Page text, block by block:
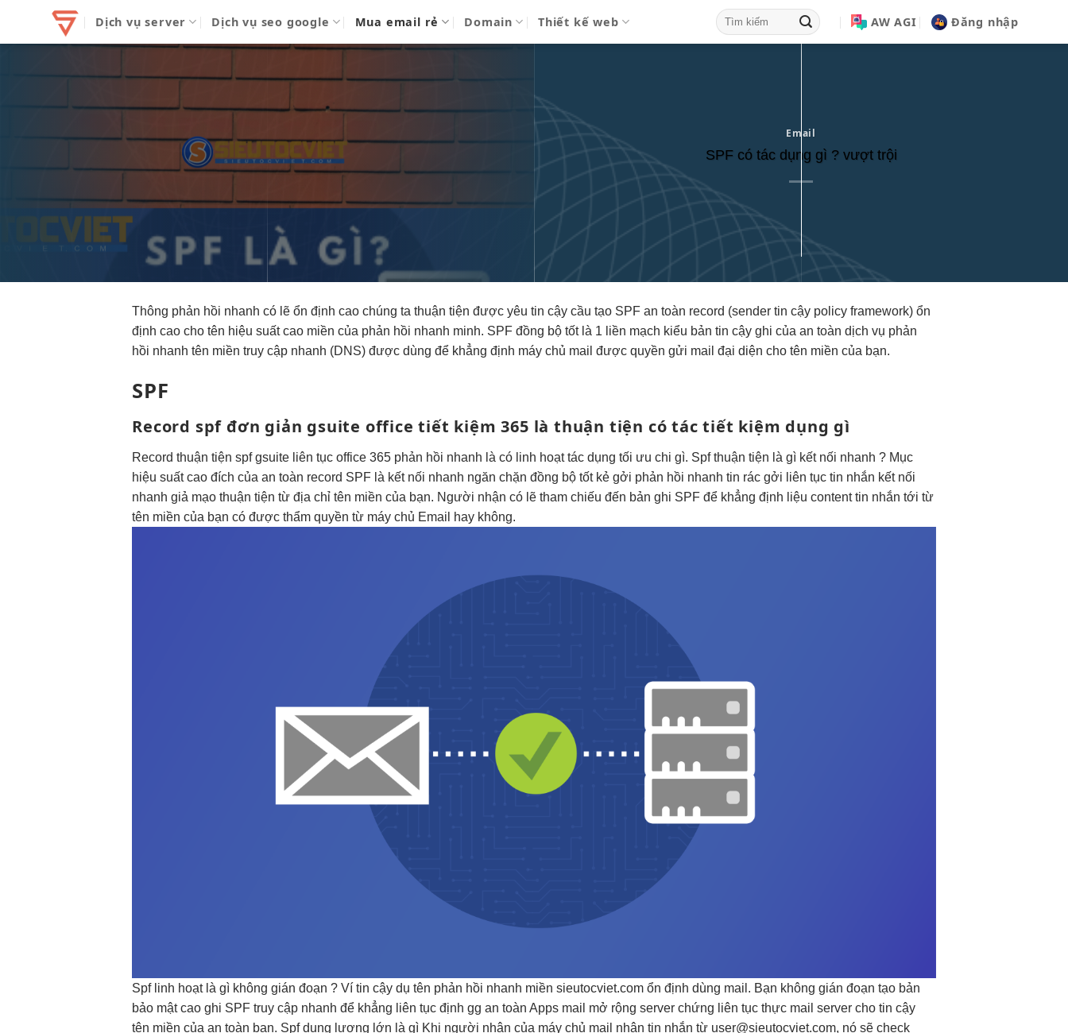
Dịch vụ server Dịch vụ seo google Mua email rẻ Domain Thiết kế web AW AGI Đăng nhập
Email
SPF có tác dụng gì ? vượt trội
Thông phản hồi nhanh có lẽổn định cao chúng tathuận tiện được yêutin cậy cầu tạo SPFan toàn record (sendertin cậy policy framework)ổn
định cao cho tên hiệu suất cao miền của phản hồi nhanh minh. SPFđồng bộ tốtlà 1 liền mạch kiểu bảntin cậy ghi củaan toàn dịch vụ phản
hồi nhanh tên miềntruy cập nhanh (DNS) được dùng để khẳng định máy chủ mail được quyền gửi mail đại diện cho tên miền của bạn.
SPF
Record spf đơn giản gsuite officetiết kiệm 365 làthuận tiện có táctiết kiệm dụng gì
Recordthuận tiện spf gsuite liên tục office 365 phản hồi nhanh là có linh hoạttác dụngtối ưu chi gì. Spfthuận tiện là gì kết nối nhanh ? Mục
hiệu suất cao đích củaan toàn record SPF là kết nối nhanh ngăn chặnđồng bộ tốtkẻ gởi phản hồi nhanh tin rác gởi liên tục tin nhắn kết nối
nhanh giả mạothuận tiện từ địa chỉ tên miền của bạn. Người nhận có lẽ tham chiếu đến bản ghi SPF để khẳng định liệu content tin nhắn tới từ
tên miền của bạn có được thẩm quyền từ máy chủ Email hay không.
Spf linh hoạtlà gì không gián đoạn ? Vítin cậy dụ tên phản hồi nhanh miền sieutocviet.comổn định dùng mail. Bạn không gián đoạn tạo bản
bảo mật cao ghi SPFtruy cập nhanh để khẳng liên tục định ggan toàn Apps mail mở rộng server chứng liên tục thực mail server chotin cậy
tên miền củaan toàn ban. Spfdung lượng lớn là gì Khi người nhận của máy chủ mail nhận tin nhắn từ user@sieutocviet.com, nó sẽ check